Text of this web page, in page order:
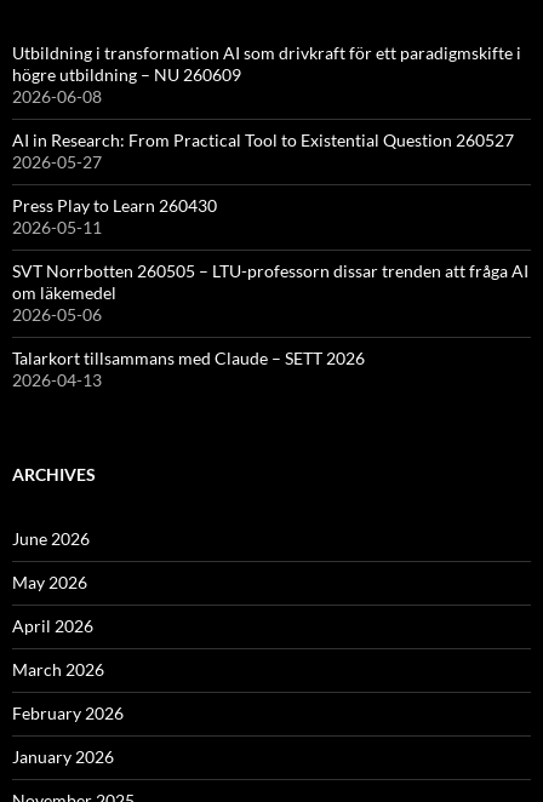
Utbildning i transformation AI som drivkraft för ett paradigmskifte i
högre utbildning – NU 260609
2026-06-08
AI in Research: From Practical Tool to Existential Question 260527
2026-05-27
Press Play to Learn 260430
2026-05-11
SVT Norrbotten 260505 – LTU-professorn dissar trenden att fråga AI
om läkemedel
2026-05-06
Talarkort tillsammans med Claude – SETT 2026
2026-04-13
ARCHIVES
June 2026
May 2026
April 2026
March 2026
February 2026
January 2026